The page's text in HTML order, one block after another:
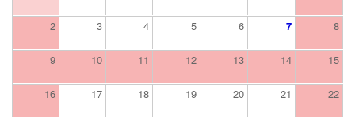
2 3 4 5 6 7 8
9 10 11 12 13 14 15
16 17 18 19 20 21 22